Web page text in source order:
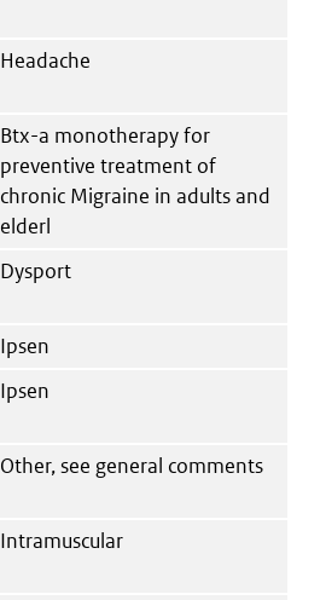
Headache
Btx-a monotherapy for
preventive treatment of
chronic Migraine in adults and
elderl
Dysport
Ipsen
Ipsen
Other, see general comments
Intramuscular